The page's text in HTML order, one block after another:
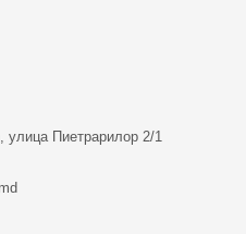
улица Пиетрарилор 2/1